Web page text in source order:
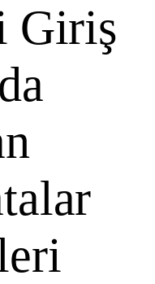
Giriş